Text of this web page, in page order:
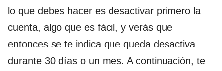
lo que debes hacer es desactivar primero la
cuenta, algo que es fácil, y verás que
entonces se te indica que queda desactiva
durante 30 días o un mes. A continuación, te